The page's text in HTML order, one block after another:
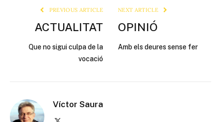
PREVIOUS ARTICLE
ACTUALITAT
Que no sigui culpa de la
vocació
NEXT ARTICLE
OPINIÓ
Amb els deures sense fer
Víctor Saura